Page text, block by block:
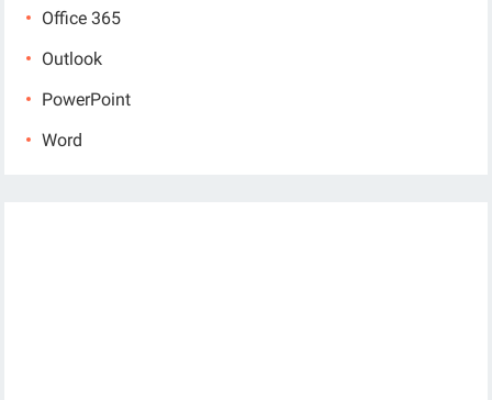
Office 365
Outlook
PowerPoint
Word